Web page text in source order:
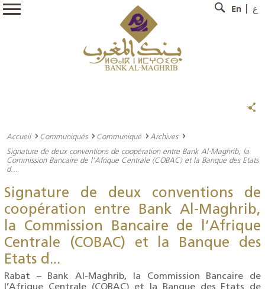
En ع
Accueil Communiqués Communiqué
Archives
Signature de deux conventions de coopération entre Bank Al-Maghrib, la
Commission Bancaire de l’Afrique Centrale (COBAC) et la Banque des Etats
d...
Signature de deux conventions de
coopération entre Bank Al-Maghrib,
la Commission Bancaire de l’Afrique
Centrale (COBAC) et la Banque des
Etats d...
Rabat – Bank Al-Maghrib, la Commission Bancaire de